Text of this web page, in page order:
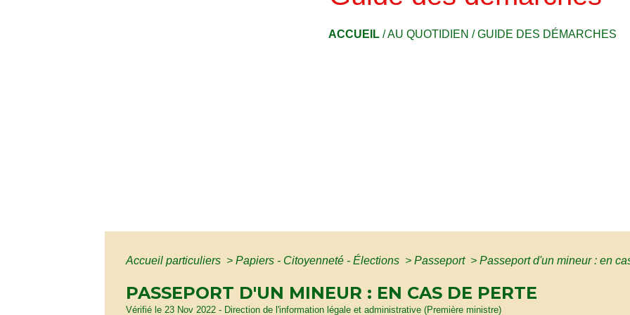
ACCUEIL /AU QUOTIDIEN /GUIDE DES DÉMARCHES
Accueil particuliers > Papiers - Citoyenneté - Élections > Passeport > Passeport d'un mineur : en
PASSEPORT D'UN MINEUR : EN CAS DE PERTE
Vérifié le 23 Nov 2022 - Direction de l'information légale et administrative (Première ministre)